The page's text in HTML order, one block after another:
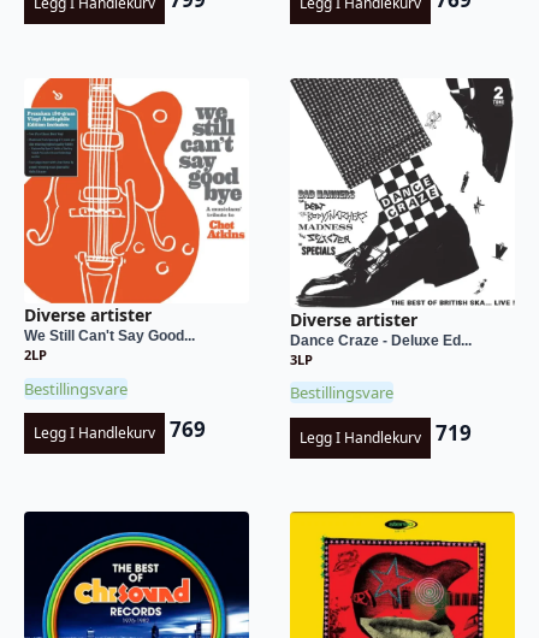
Diverse artister
We Still Can't Say Good...
2LP
Bestillingsvare
Legg I Handlekurv 769
Diverse artister
Dance Craze - Deluxe Ed...
3LP
Bestillingsvare
Legg I Handlekurv 719